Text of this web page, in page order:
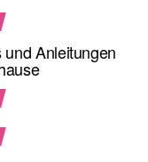
Anleitungen